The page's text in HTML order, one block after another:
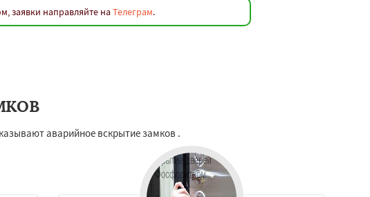
заявки направляйте на Телеграм.
аварийное вскрытие замков .